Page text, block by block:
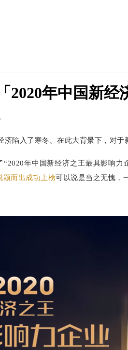
2020年中国新经
济陷入了寒冬。在此大背景下，对
年中国新经济之王最具影响
颖而出成功上榜可以说是当之无愧，